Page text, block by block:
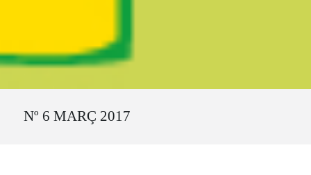
Nº 6 MARÇ 2017